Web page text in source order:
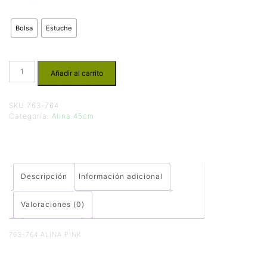
Bolsa Estuche
Añadir al carrito
SKU: 763-764
Categoría: Alina 45cm
Descripción Información adicional
Valoraciones (0)
763-764 ALINA PINK